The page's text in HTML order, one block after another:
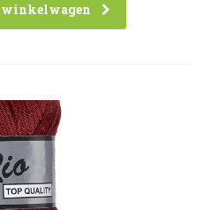
winkelwagen